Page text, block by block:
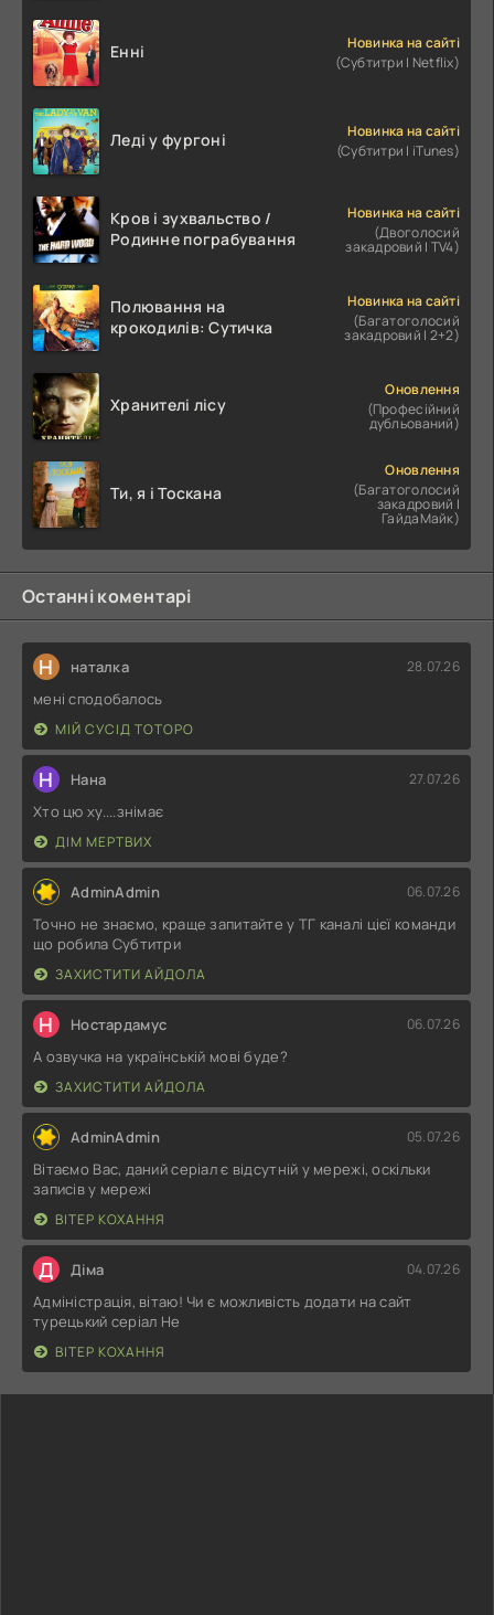
Енні
Новинка на сайті
(Субтитри | Netflix)
Леді у фургоні
Новинка на сайті
(Субтитри | iTunes)
Кров і зухвальство /
Родинне пограбування
Новинка на сайті
(Двоголосий
закадровий | TV4)
Полювання на
крокодилів: Сутичка
Новинка на сайті
(Багатоголосий
закадровий | 2+2)
Хранителі лісу
Оновлення
(Професійний
дубльований)
Ти, я і Тоскана
Оновлення
(Багатоголосий
закадровий |
ГайдаМайк)
Останні коментарі
Н наталка 28.07.26
мені сподобалось
МІЙ СУСІД ТОТОРО
Н Нана 27.07.26
Хто цю ху....знімає
ДІМ МЕРТВИХ
AdminAdmin 06.07.26
Точно не знаємо, краще запитайте у ТГ каналі цієї команди
що робила Субтитри
ЗАХИСТИТИ АЙДОЛА
Н Ностардамус 06.07.26
А озвучка на українській мові буде?
ЗАХИСТИТИ АЙДОЛА
AdminAdmin 05.07.26
Вітаємо Вас, даний серіал є відсутній у мережі, оскільки
записів у мережі
ВІТЕР КОХАННЯ
Д Діма 04.07.26
Адміністрація, вітаю! Чи є можливість додати на сайт
турецький серіал Не
ВІТЕР КОХАННЯ